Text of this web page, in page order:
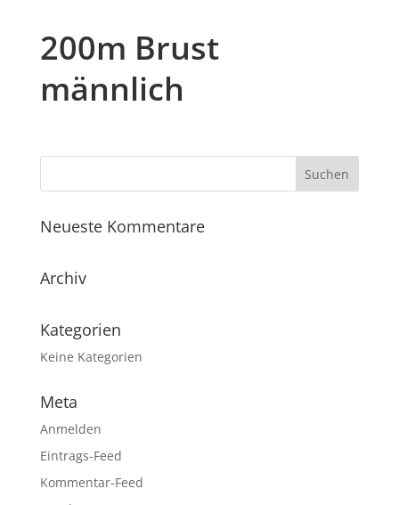
200m Brust
männlich
Neueste Kommentare
Archiv
Kategorien
Keine Kategorien
Meta
Anmelden
Eintrags-Feed
Kommentar-Feed